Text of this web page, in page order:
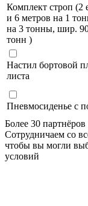
Комплект строп (2
и 6 метров на 1
на 3 тонны, шир.
тонн )
Настил бортовой
листа
Пневмосиденье с
Более 30
Сотрудничаем со
чтобы вы могли
условий